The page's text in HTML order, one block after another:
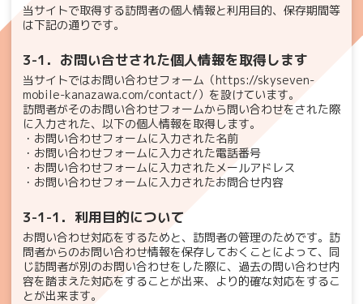
当サイトで取得する訪問者の個人情報と利用目的、保存期間等
は下記の通りです。
3-1．お問い合せされた個人情報を取得します
当サイトではお問い合わせフォーム（https://skyseven-
mobile-kanazawa.com/contact/）を設けています。
訪問者がそのお問い合わせフォームから問い合わせをされた際
に入力された、以下の個人情報を取得します。
・お問い合わせフォームに入力された名前
・お問い合わせフォームに入力された電話番号
・お問い合わせフォームに入力されたメールアドレス
・お問い合わせフォームに入力されたお問合せ内容
3-1-1．利用目的について
お問い合わせ対応をするためと、訪問者の管理のためです。訪
問者からのお問い合わせ情報を保存しておくことによって、同
じ訪問者が別のお問い合わせをした際に、過去の問い合わせ内
容を踏まえた対応をすることが出来、より的確な対応をするこ
とが出来ます。